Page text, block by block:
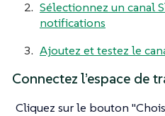
Sélectionnez un canal
notifications
Ajoutez et testez le
Connectez l’espace de
Cliquez sur le bouton